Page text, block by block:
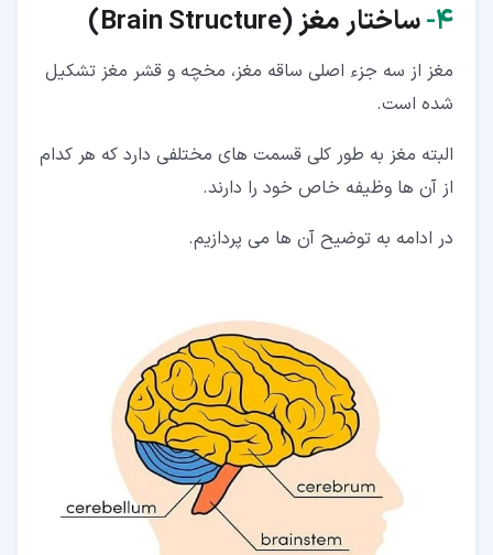
۴‏- ساختار مغز (Brain Structure
)
مغز از سه جزء اصلی ساقه مغز، مخچه و قشر مغز تشکیل
شده است.
البته مغز به طور کلی قسمت های مختلفی دارد که هر کدام
از آن ها وظیفه خاص خود را دارند.
در ادامه به توضیح آن ها می پردازیم.